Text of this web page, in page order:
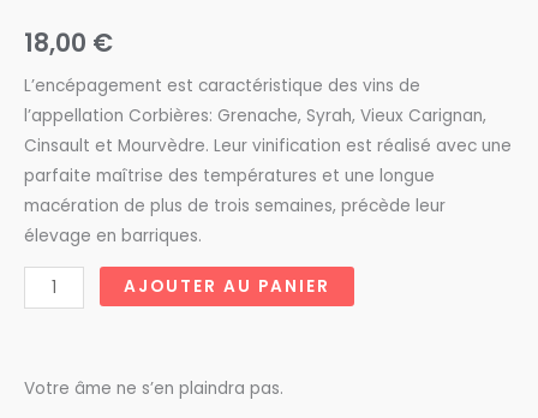
18,00 €
L’encépagement est caractéristique des vins de
l’appellation Corbières: Grenache, Syrah, Vieux Carignan,
Cinsault et Mourvèdre. Leur vinification est réalisé avec une
parfaite maîtrise des températures et une longue
macération de plus de trois semaines, précède leur
élevage en barriques.
quantité
de
Cuvée
AJOUTER AU PANIER
Votre âme ne s’en plaindra pas.